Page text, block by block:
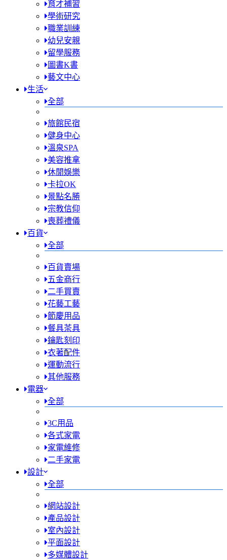
育才補習
學術研究
職業訓練
幼兒安親
留學服務
圖書K書
藝文中心
生活
全部
旅館民宿
健身中心
溫泉SPA
美容推拿
休閒娛樂
卡拉OK
景點名勝
宗教信仰
喪葬禮儀
百貨
全部
百貨賣場
五金商行
二手買賣
花藝工藝
節慶用品
餐具茶具
鑰匙刻印
衣著配件
運動流行
其他服務
電器
全部
3C用品
各式家電
家電維修
二手家電
設計
全部
網站設計
產品設計
室內設計
平面設計
多媒體設計